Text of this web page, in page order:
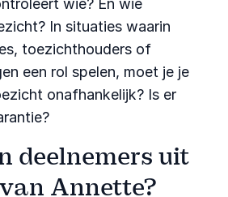
In situaties waarin
toezichthouders of
een rol spelen, moet je je
onafhankelijk? Is er
deelnemers uit
Annette?